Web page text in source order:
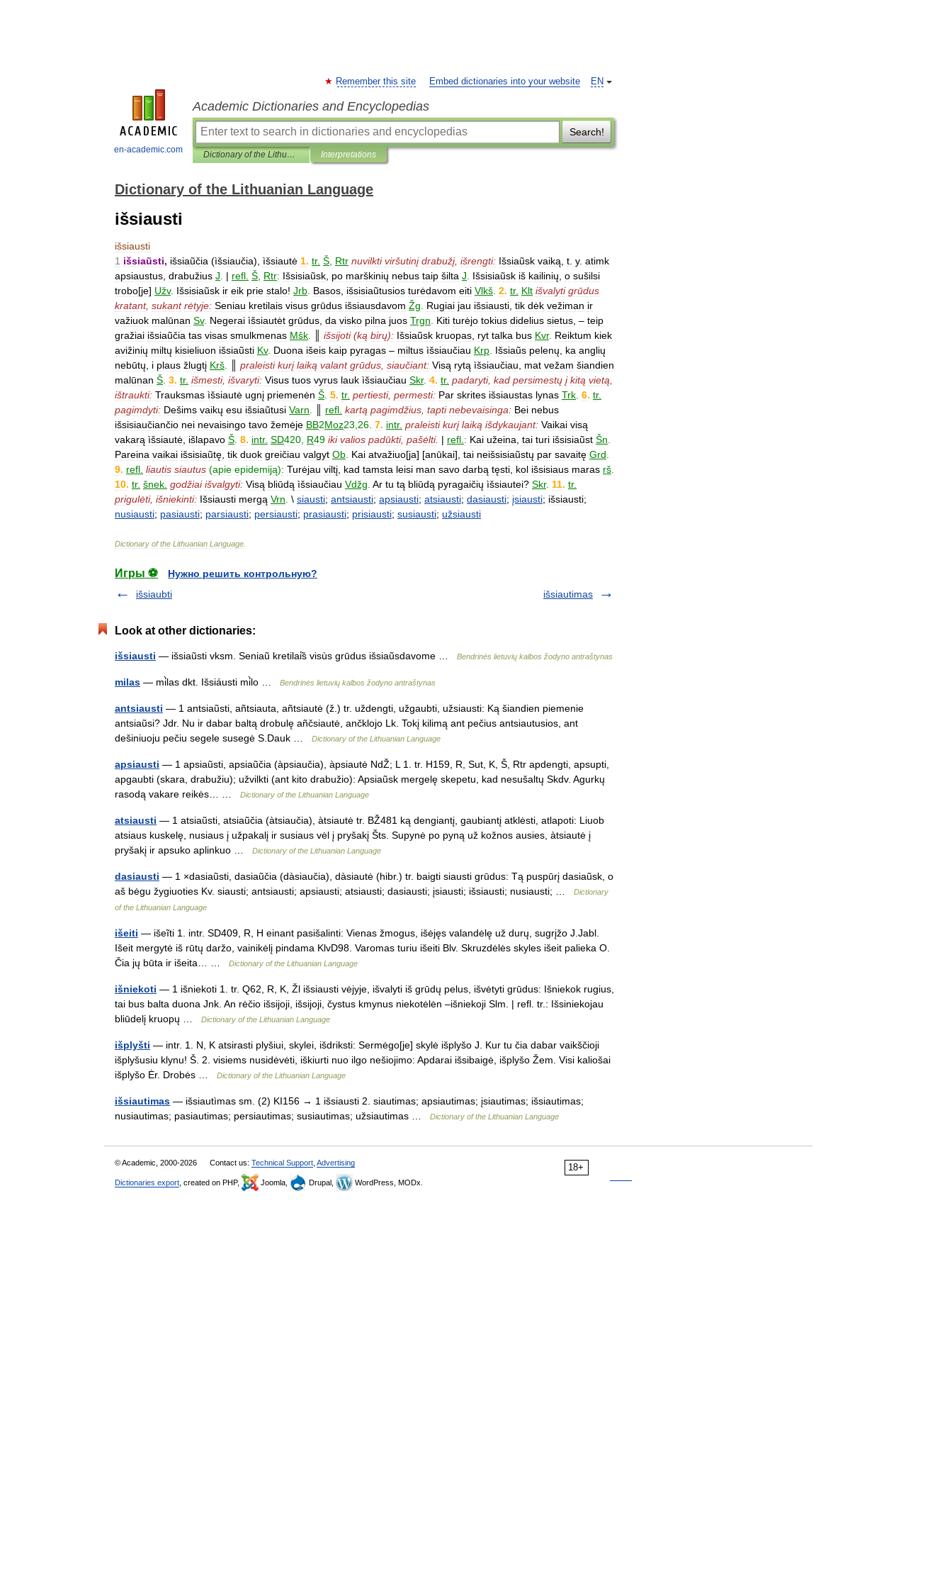
en-academic.com
EN
Remember this site Embed dictionaries into your website
Academic Dictionaries and Encyclopedias
Search!
Dictionary of the Lithuanian Language Interpretations
Dictionary of the Lithuanian Language
išsiausti
išsiausti
1 išsiaũsti, išsiaũčia (ìšsiaučia), ìšsiautė 1. tr. Š Rtr nuvilkti viršutinį drabužį, išrengti: Išsiaũsk vaiką t y. atimk
apsiaustus drabužius J | refl Š Rtr: Išsisiaũsk po marškinių nebus taip šilta J Išsisiaũsk iš kailinių o sušilsi
trobo[je] Užv. Išsisiaũsk ir eik prie stalo! Jrb Basos išsisiaũtusios turėdavom eiti Vlkš 2. tr. Klt išvalyti grūdus
kratant, sukant rėtyje: Seniau kretilais visus grūdus išsiausdavom Žg Rugiai jau išsiausti tik dėk vežiman ir
važiuok malūnan Sv. Negerai ìšsiautėt grūdus da visko pilna juos Trgn Kiti turėjo tokius didelius sietus , – teip
gražiai išsiaũčia tas visas smulkmenas Mšk išsijoti(ką birų): Išsiaũsk kruopas ryt talka bus Kvr. Reiktum kiek
avižinių miltų kisieliuon išsiaũsti Kv. Duona išeis kaip pyragas – miltus ìšsiaučiau Krp Išsiaũs pelenų ka anglių
nebūtų
i plaus žlugtį Krš praleisti kurį laiką valant grūdus siaučiant: Visą rytą ìšsiaučiau mat vežam šiandien
malūnan Š 3. tr. išmesti, išvaryti: Visus tuos vyrus lauk ìšsiaučiau Skr. 4. tr. padaryti, kad persimestų į kitą vietą
ištraukti: Trauksmas ìšsiautė ugnį priemenėn Š 5. tr. pertiesti, permesti: Par skrites išsiaustas lynas Trk 6. tr.
pagimdyti: Dešims vaikų esu išsiaũtusi Varn refl kartą pagimdžius tapti nebevaisinga: Bei nebus
išsisiaučiančio nei nevaisingo tavo žemėje BB2Moz23 26 7. intr. praleisti kurį laiką išdykaujant: Vaikai visą
vakarą ìšsiautė išlapavo Š 8. intr. SD420 R49 iki valios padūkti, pašėlti. | refl : Kai užeina tai turi išsisiaũst Šn
Pareina vaikai išsisiaũtę tik duok greičiau valgyt Ob Kai atvažiuo[ja] [anūkai], tai neišsisiaũstų par savaitę Grd
9. refl liautis siautus (apie epidemiją): Turėjau viltį kad tamsta leisi man savo darbą tęsti kol išsisiaus maras rš
10. tr. šnek godžiai išvalgyti: Visą bliūdą ìšsiaučiau Vdžg Ar tu tą bliūdą pyragaičių ìšsiautei? Skr. 11. tr.
prigulėti, išniekinti: Išsiausti mergą Vrn \ siausti; antsiausti; apsiausti; atsiausti; dasiausti; įsiausti; išsiausti;
nusiausti; pasiausti; parsiausti; persiausti; prasiausti; prisiausti; susiausti; užsiausti
Dictionary of the Lithuanian Language
Игры ⚽
Нужно решить контрольную?
išsiaubti
išsiautimas
Look at other dictionaries:
išsiausti — išsiaũsti vksm. Seniaũ kretilai̇̃s visùs grūdus išsiaũsdavome … Bendrinės lietuvių kalbos žodyno antraštynas
milas — mi̇̀las dkt. Išsiáusti mi̇̀lo … Bendrinės lietuvių kalbos žodyno antraštynas
antsiausti — 1 antsiaũsti, añtsiauta, añtsiautė (ž.) tr. uždengti, užgaubti, užsiausti: Ką šiandien piemenie
antsiaũsi? Jdr. Nu ir dabar baltą drobulę añčsiautė, ančklojo Lk. Tokį kilimą ant pečius antsiautusios, ant
dešiniuoju pečiu segele susegė S.Dauk …
Dictionary of the Lithuanian Language
apsiausti — 1 apsiaũsti, apsiaũčia (àpsiaučia), àpsiautė NdŽ; L 1. tr. H159, R, Sut, K, Š, Rtr apdengti, apsupti,
apgaubti (skara, drabužiu); užvilkti (ant kito drabužio): Apsiaũsk mergelę skepetu, kad nesušaltų Skdv. Agurkų
rasodą vakare reikės… …
Dictionary of the Lithuanian Language
atsiausti — 1 atsiaũsti, atsiaũčia (àtsiaučia), àtsiautė tr. BŽ481 ką dengiantį, gaubiantį atklėsti, atlapoti: Liuob
atsiaus kuskelę, nusiaus į užpakalį ir susiaus vėl į pryšakį Šts. Supynė po pyną už kožnos ausies, àtsiautė į
pryšakį ir apsuko aplinkuo …
Dictionary of the Lithuanian Language
dasiausti — 1 ×dasiaũsti, dasiaũčia (dàsiaučia), dàsiautė (hibr.) tr. baigti siausti grūdus: Tą puspūrį dasiaũsk, o
aš bėgu žygiuoties Kv. siausti; antsiausti; apsiausti; atsiausti; dasiausti; įsiausti; išsiausti; nusiausti; …
Dictionary
of the Lithuanian Language
išeiti — išeĩti 1. intr. SD409, R, H einant pasišalinti: Vienas žmogus, išėjęs valandėlę už durų, sugrįžo J.Jabl.
Išeit mergytė iš rūtų daržo, vainikėlį pindama KlvD98. Varomas turiu išeiti Blv. Skruzdėlės skyles išeit palieka O.
Čia jų būta ir išeita… …
Dictionary of the Lithuanian Language
išniekoti — 1 išniekoti 1. tr. Q62, R, K, Žl išsiausti vėjyje, išvalyti iš grūdų pelus, išvėtyti grūdus: Išniekok rugius,
tai bus balta duona Jnk. An rėčio išsijoji, išsijoji, čystus kmynus niekotėlėn –išniekoji Slm. | refl. tr.: Išsiniekojau
bliūdelį kruopų …
Dictionary of the Lithuanian Language
išplyšti — intr. 1. N, K atsirasti plyšiui, skylei, išdriksti: Sermėgo[je] skylė išplyšo J. Kur tu čia dabar vaikščioji
išplyšusiu klynu! Š. 2. visiems nusidėvėti, iškiurti nuo ilgo nešiojimo: Apdarai išsibaigė, išplyšo Žem. Visi kaliošai
išplyšo Ėr. Drobės …
Dictionary of the Lithuanian Language
išsiautimas — išsiautìmas sm. (2) KI156 → 1 išsiausti 2. siautimas; apsiautimas; įsiautimas; išsiautimas;
nusiautimas; pasiautimas; persiautimas; susiautimas; užsiautimas …
Dictionary of the Lithuanian Language
18+
© Academic, 2000-2026 Contact us: Technical Support Advertising
Dictionaries export , created on PHP, Joomla, Drupal, WordPress, MODx.